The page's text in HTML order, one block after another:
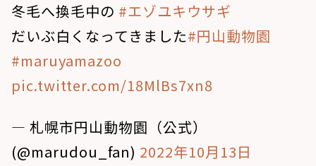
冬毛へ換毛中の #エゾユキウサギ
だいぶ白くなってきました#円山動物園
#maruyamazoo
pic.twitter.com/18MlBs7xn8
— 札幌市円山動物園（公式）
(@marudou_fan) 2022年10月13日